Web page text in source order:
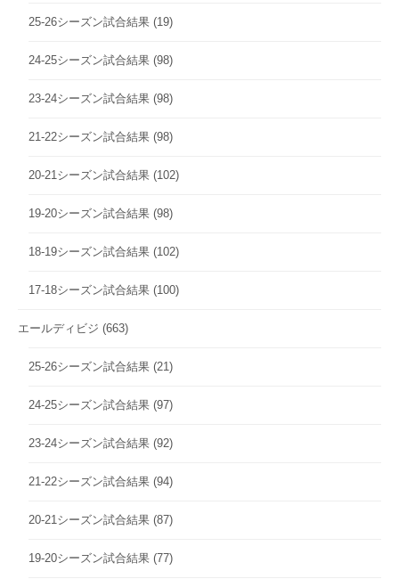
25-26シーズン試合結果 (19)
24-25シーズン試合結果 (98)
23-24シーズン試合結果 (98)
21-22シーズン試合結果 (98)
20-21シーズン試合結果 (102)
19-20シーズン試合結果 (98)
18-19シーズン試合結果 (102)
17-18シーズン試合結果 (100)
エールディビジ (663)
25-26シーズン試合結果 (21)
24-25シーズン試合結果 (97)
23-24シーズン試合結果 (92)
21-22シーズン試合結果 (94)
20-21シーズン試合結果 (87)
19-20シーズン試合結果 (77)